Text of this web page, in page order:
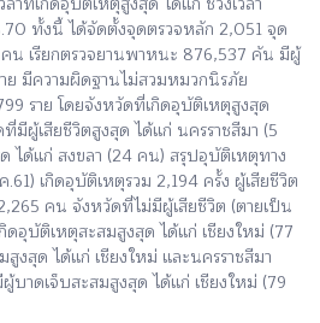
ทั้งนี้ ได้จัดตั้งจุดตรวจหลัก 2,051 จุด
น เรียกตรวจยานพาหนะ 876,537 คัน มีผู้
ย มีความผิดฐานไม่สวมหมวกนิรภัย
ราย โดยจังหวัดที่เกิดอุบัติเหตุสูงสุด
มีผู้เสียชีวิตสูงสุด ได้แก่ นครราชสีมา (5
ได้แก่ สงขลา (24 คน) สรุปอุบัติเหตุทาง
เกิดอุบัติเหตุรวม 2,194 ครั้ง ผู้เสียชีวิต
คน จังหวัดที่ไม่มีผู้เสียชีวิต (ตายเป็น
อุบัติเหตุสะสมสูงสุด ได้แก่ เชียงใหม่ (77
งสุด ได้แก่ เชียงใหม่ และนครราชสีมา
บาดเจ็บสะสมสูงสุด ได้แก่ เชียงใหม่ (79